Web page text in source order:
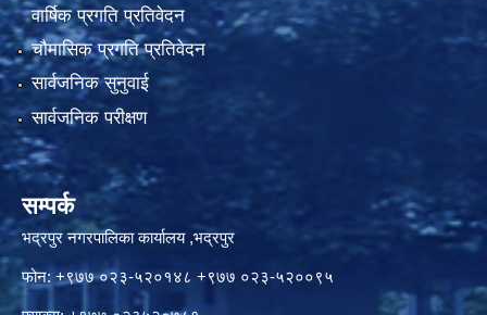
वार्षिक प्रगति प्रतिवेदन
चौमासिक प्रगति प्रतिवेदन
सार्वजनिक सुनुवाई
सार्वजनिक परीक्षण
सम्पर्क
भद्रपुर नगरपालिका कार्यालय ,भद्रपुर
फोन: +९७७ ०२३-५२०१४८ +९७७ ०२३-५२००९५